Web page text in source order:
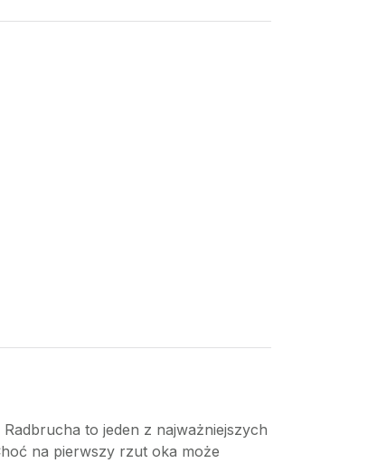
to jeden z najważniejszych
na pierwszy rzut oka może